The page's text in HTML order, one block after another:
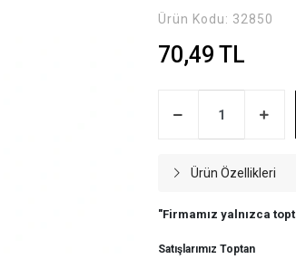
Ürün Kodu: 32850
70,49 TL
Ürün Özellikleri
"Firmamız yalnızca
Satışlarımız Toptan